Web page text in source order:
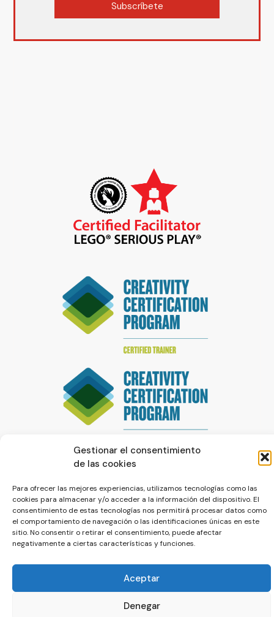
Gestionar el consentimiento
de las cookies
Para ofrecer las mejores experiencias, utilizamos tecnologías como las
cookies para almacenar y/o acceder a la información del dispositivo. El
consentimiento de estas tecnologías nos permitirá procesar datos como
el comportamiento de navegación o las identificaciones únicas en este
sitio. No consentir o retirar el consentimiento, puede afectar
negativamente a ciertas características y funciones.
Aceptar
Denegar
Subscríbete
© La Servilleta - El Blog de Paco Prieto